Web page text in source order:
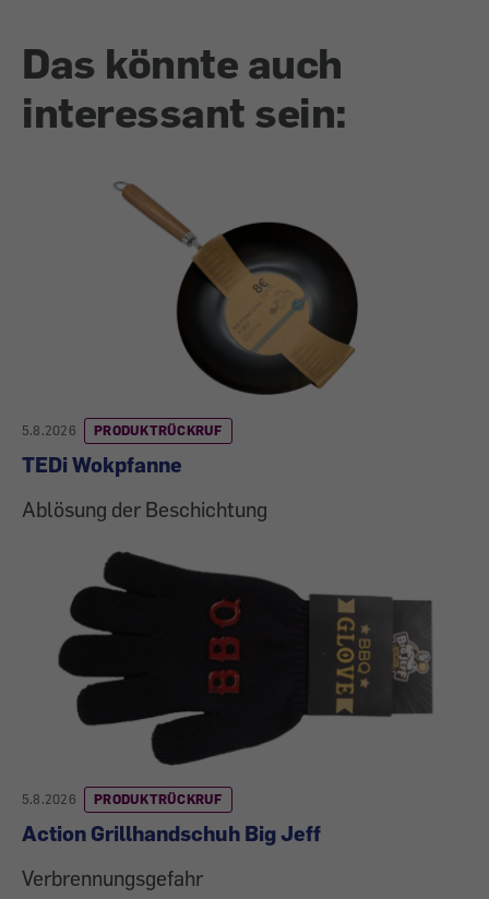
Das könnte auch
interessant sein:
5.8.2026 PRODUKTRÜCKRUF
TEDi Wokpfanne
Ablösung der Beschichtung
5.8.2026 PRODUKTRÜCKRUF
Action Grillhandschuh Big Jeff
Verbrennungsgefahr